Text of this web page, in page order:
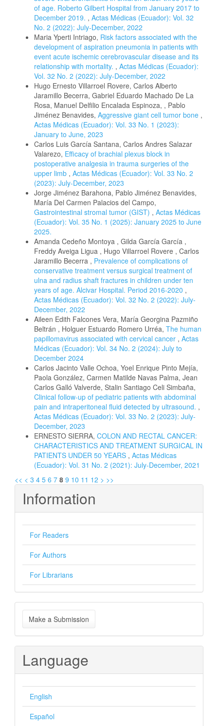
of age. Roberto Gilbert Hospital from January 2017 to
December 2019. , Actas Médicas (Ecuador): Vol. 32
No. 2 (2022): July-December, 2022
Maria Yperti Intriago, Risk factors associated with the
development of aspiration pneumonia in patients with
event acute ischemic cerebrovascular disease and its
relationship with mortality. , Actas Médicas (Ecuador):
Vol. 32 No. 2 (2022): July-December, 2022
Hugo Ernesto Villarroel Rovere, Carlos Alberto
Jaramillo Becerra, Gabriel Eduardo Machado De La
Rosa, Manuel Delfilio Encalada Espinoza, , Pablo
Jiménez Benavides, Aggressive giant cell tumor bone ,
Actas Médicas (Ecuador): Vol. 33 No. 1 (2023):
January to June, 2023
Carlos Luis García Santana, Carlos Andres Salazar
Valarezo, Efficacy of brachial plexus block in
postoperative analgesia in trauma surgeries of the
upper limb , Actas Médicas (Ecuador): Vol. 33 No. 2
(2023): July-December, 2023
Jorge Jiménez Barahona, Pablo Jiménez Benavides,
María Del Carmen Palacios del Campo,
Gastrointestinal stromal tumor (GIST) , Actas Médicas
(Ecuador): Vol. 35 No. 1 (2025): January 2025 to June
2025.
Amanda Cedeño Montoya , Gilda García García ,
Freddy Aveiga Ligua , Hugo Villarroel Rovere , Carlos
Jaramillo Becerra , Prevalence of complications of
conservative treatment versus surgical treatment of
ulna and radius shaft fractures in children under ten
years of age. Alcivar Hospital. Period 2016-2020 ,
Actas Médicas (Ecuador): Vol. 32 No. 2 (2022): July-
December, 2022
Aileen Edith Falcones Vera, María Georgina Pazmiño
Beltrán , Holguer Estuardo Romero Urréa, The human
papillomavirus associated with cervical cancer , Actas
Médicas (Ecuador): Vol. 34 No. 2 (2024): July to
December 2024
Carlos Jacinto Valle Ochoa, Yoel Enrique Pinto Mejía,
Paola González, Carmen Matilde Navas Palma, Jean
Carlos Galló Valverde, Stalin Santiago Celi Simbaña,
Clinical follow-up of pediatric patients with abdominal
pain and intraperitoneal fluid detected by ultrasound. ,
Actas Médicas (Ecuador): Vol. 33 No. 2 (2023): July-
December, 2023
ERNESTO SIERRA, COLON AND RECTAL CANCER:
CHARACTERISTICS AND TREATMENT SURGICAL IN
PATIENTS UNDER 50 YEARS , Actas Médicas
(Ecuador): Vol. 31 No. 2 (2021): July-December, 2021
<< < 3 4 5 6 7 8 9 10 11 12 > >>
Information
For Readers
For Authors
For Librarians
Make
a
Submission
Make a Submission
Language
English
Español